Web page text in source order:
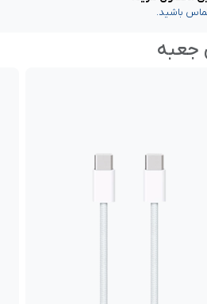
تماس باشید.
جعبه